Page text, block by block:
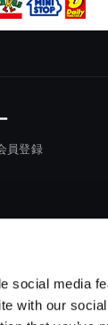
social media
with our
員登録